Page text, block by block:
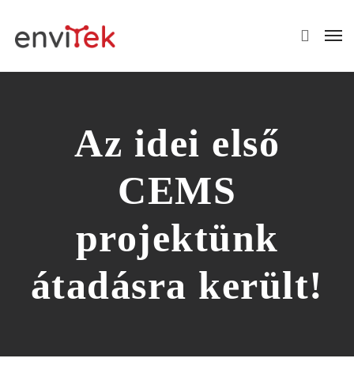
Az idei első
CEMS
projektünk
átadásra került!